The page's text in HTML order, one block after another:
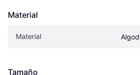
Material
Material
Tamaño